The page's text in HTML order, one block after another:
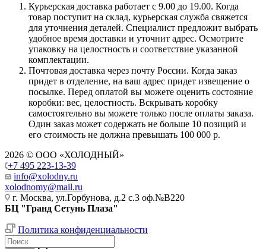
Курьерская доставка работает с 9.00 до 19.00. Когда
товар поступит на склад, курьерская служба свяжется
для уточнения деталей. Специалист предложит выбрать
удобное время доставки и уточнит адрес. Осмотрите
упаковку на целостность и соответствие указанной
комплектации.
Почтовая доставка через почту России. Когда заказ
придет в отделение, на ваш адрес придет извещение о
посылке. Перед оплатой вы можете оценить состояние
коробки: вес, целостность. Вскрывать коробку
самостоятельно вы можете только после оплаты заказа.
Один заказ может содержать не больше 10 позиций и
его стоимость не должна превышать 100 000 р.
2026 © ООО «ХОЛОДНЫЙ»
+7 495 223-13-39
info@xolodny.ru
xolodnomy@mail.ru
г. Москва, ул.Горбунова, д.2 с.3 оф.№В220
БЦ "Гранд Сетунь Плаза"
Политика конфиденциальности